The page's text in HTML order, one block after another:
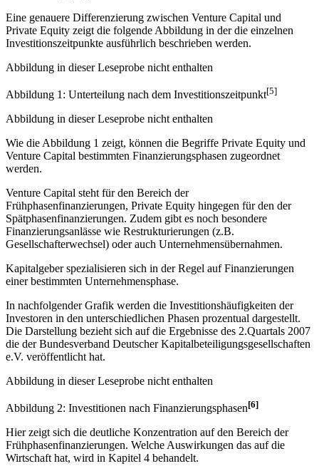
Eine genauere Differenzierung zwischen Venture Capital und
Private Equity zeigt die folgende Abbildung in der die einzelnen
Investitionszeitpunkte ausführlich beschrieben werden.
Abbildung in dieser Leseprobe nicht enthalten
Abbildung 1: Unterteilung nach dem Investitionszeitpunkt[5]
Abbildung in dieser Leseprobe nicht enthalten
Wie die Abbildung 1 zeigt, können die Begriffe Private Equity und
Venture Capital bestimmten Finanzierungsphasen zugeordnet
werden.
Venture Capital steht für den Bereich der
Frühphasenfinanzierungen, Private Equity hingegen für den der
Spätphasenfinanzierungen. Zudem gibt es noch besondere
Finanzierungsanlässe wie Restrukturierungen (z.B.
Gesellschafterwechsel) oder auch Unternehmensübernahmen.
Kapitalgeber spezialisieren sich in der Regel auf Finanzierungen
einer bestimmten Unternehmensphase.
In nachfolgender Grafik werden die Investitionshäufigkeiten der
Investoren in den unterschiedlichen Phasen prozentual dargestellt.
Die Darstellung bezieht sich auf die Ergebnisse des 2.Quartals 2007
die der Bundesverband Deutscher Kapitalbeteiligungsgesellschaften
e.V. veröffentlicht hat.
Abbildung in dieser Leseprobe nicht enthalten
Abbildung 2: Investitionen nach Finanzierungsphasen[6]
Hier zeigt sich die deutliche Konzentration auf den Bereich der
Frühphasenfinanzierungen. Welche Auswirkungen das auf die
Wirtschaft hat, wird in Kapitel 4 behandelt.